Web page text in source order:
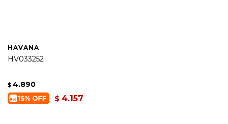
HAVANA
HV033252
$ 4.890
$ 4.157